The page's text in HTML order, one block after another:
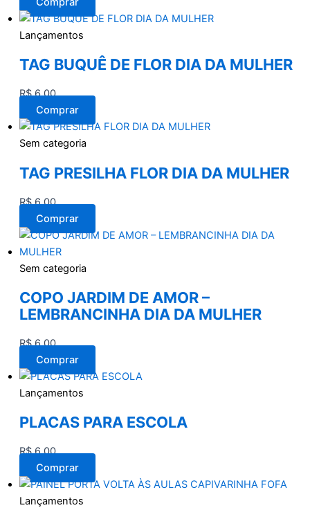
Lançamentos
TAG BUQUÊ DE FLOR DIA DA MULHER
R$6,00
Comprar
Sem categoria
TAG PRESILHA FLOR DIA DA MULHER
R$6,00
Comprar
Sem categoria
COPO JARDIM DE AMOR –
LEMBRANCINHA DIA DA MULHER
R$6,00
Comprar
Lançamentos
PLACAS PARA ESCOLA
R$6,00
Comprar
Lançamentos